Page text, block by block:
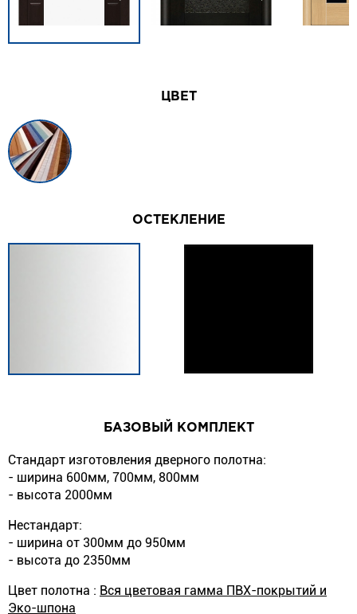
ЦВЕТ
ОСТЕКЛЕНИЕ
БАЗОВЫЙ КОМПЛЕКТ
Стандарт изготовления дверного полотна:
- ширина 600мм, 700мм, 800мм
- высота 2000мм
Нестандарт:
- ширина от 300мм до 950мм
- высота до 2350мм
Цвет полотна : Вся цветовая гамма ПВХ-покрытий и
Эко-шпона